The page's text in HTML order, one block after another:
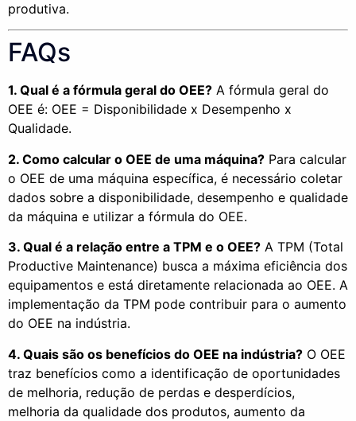
produtiva.
FAQs
1. Qual é a fórmula geral do OEE? A fórmula geral do
OEE é: OEE = Disponibilidade x Desempenho x
Qualidade.
2. Como calcular o OEE de uma máquina? Para calcular
o OEE de uma máquina específica, é necessário coletar
dados sobre a disponibilidade, desempenho e qualidade
da máquina e utilizar a fórmula do OEE.
3. Qual é a relação entre a TPM e o OEE? A TPM (Total
Productive Maintenance) busca a máxima eficiência dos
equipamentos e está diretamente relacionada ao OEE. A
implementação da TPM pode contribuir para o aumento
do OEE na indústria.
4. Quais são os benefícios do OEE na indústria? O OEE
traz benefícios como a identificação de oportunidades
de melhoria, redução de perdas e desperdícios,
melhoria da qualidade dos produtos, aumento da